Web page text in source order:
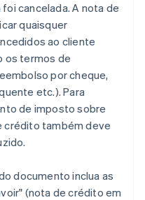
cancelada. A nota de
quaisquer
ao cliente
os termos de
por cheque,
etc.). Para
de imposto sobre
crédito também deve
documento inclua as
(nota de crédito em